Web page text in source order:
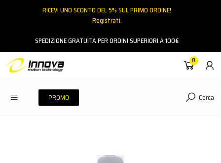
RICEVI UNO SCONTO DEL 5% SUL PRIMO ORDINE!
Registrati.
SPEDIZIONE GRATUITA PER ORDINI SUPERIORI A 100€
0
PROMO Cerca